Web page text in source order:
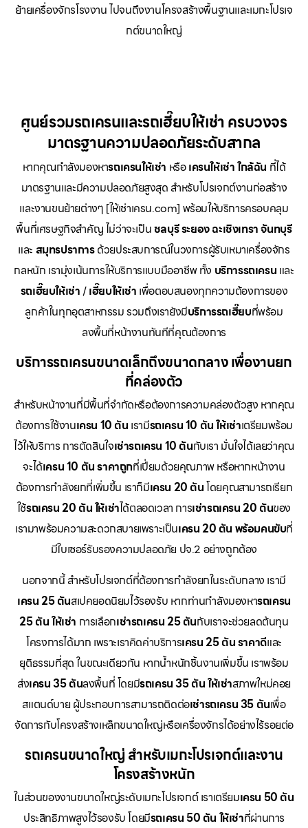
ย้ายเครื่องจักรโรงงาน ไปจนถึงงานโครงสร้างพื้นฐานและเมกะโปรเจ
กต์ขนาดใหญ่
ศูนย์รวมรถเครนและรถเฮี๊ยบให้เช่า ครบวงจร
มาตรฐานความปลอดภัยระดับสากล
หากคุณกำลังมองหารถเครนให้เช่า หรือเครนให้เช่าใกล้ฉัน ที่ได้
มาตรฐานและมีความปลอดภัยสูงสุด สำหรับโปรเจกต์งานก่อสร้าง
และงานขนย้ายต่างๆ [ให้เช่าเครน.com] พร้อมให้บริการครอบคลุม
พื้นที่เศรษฐกิจสำคัญ ไม่ว่าจะเป็นชลบุรี ระยอง ฉะเชิงเทรา จันทบุรี
และ สมุทรปราการด้วยประสบการณ์ในวงการผู้รับเหมาเครื่องจักร
กลหนัก เรามุ่งเน้นการให้บริการแบบมืออาชีพ ทั้ง บริการรถเครน และ
รถเฮี๊ยบให้เช่า/เฮี๊ยบให้เช่า เพื่อตอบสนองทุกความต้องการของ
ลูกค้าในทุกอุตสาหกรรม รวมถึงเรายังมีบริการรถเฮี๊ยบที่พร้อม
ลงพื้นที่หน้างานทันทีที่คุณต้องการ
บริการรถเครนขนาดเล็กถึงขนาดกลาง เพื่องานยก
ที่คล่องตัว
สำหรับหน้างานที่มีพื้นที่จำกัดหรือต้องการความคล่องตัวสูง หากคุณ
ต้องการใช้งานเครน 10 ตัน เรามีรถเครน 10 ตัน ให้เช่าเตรียมพร้อม
ไว้ให้บริการ การตัดสินใจเช่ารถเครน 10 ตันกับเรา มั่นใจได้เลยว่าคุณ
จะได้เครน 10 ตัน ราคาถูกที่เปี่ยมด้วยคุณภาพ หรือหากหน้างาน
ต้องการกำลังยกที่เพิ่มขึ้น เราก็มีเครน 20 ตันโดยคุณสามารถเรียก
ใช้รถเครน 20 ตัน ให้เช่าได้ตลอดเวลา การเช่ารถเครน 20 ตันของ
เรามาพร้อมความสะดวกสบายเพราะเป็นเครน 20 ตัน พร้อมคนขับที่
มีใบเซอร์รับรองความปลอดภัย ปจ.2 อย่างถูกต้อง
นอกจากนี้ สำหรับโปรเจกต์ที่ต้องการกำลังยกในระดับกลาง เรามี
เครน 25 ตันสเปคยอดนิยมไว้รองรับ หากท่านกำลังมองหารถเครน
25 ตัน ให้เช่า การเลือกเช่ารถเครน 25 ตันกับเราจะช่วยลดต้นทุน
โครงการได้มาก เพราะเราคิดค่าบริการเครน 25 ตัน ราคาดีและ
ยุติธรรมที่สุด ในขณะเดียวกัน หากน้ำหนักชิ้นงานเพิ่มขึ้น เราพร้อม
ส่งเครน 35 ตันลงพื้นที่ โดยมีรถเครน 35 ตัน ให้เช่าสภาพใหม่คอย
สแตนด์บาย ผู้ประกอบการสามารถติดต่อเช่ารถเครน 35 ตันเพื่อ
จัดการกับโครงสร้างเหล็กขนาดใหญ่หรือเครื่องจักรได้อย่างไร้รอยต่อ
รถเครนขนาดใหญ่ สำหรับเมกะโปรเจกต์และงาน
โครงสร้างหนัก
ในส่วนของงานขนาดใหญ่ระดับเมกะโปรเจกต์ เราเตรียมเครน 50 ตัน
ประสิทธิภาพสูงไว้รองรับ โดยมีรถเครน 50 ตัน ให้เช่าที่ผ่านการ